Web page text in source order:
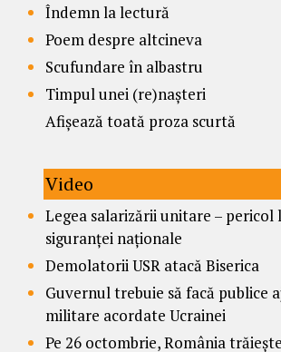
Îndemn la lectură
Poem despre altcineva
Scufundare în albastru
Timpul unei (re)nașteri
Afișează toată proza scurtă
Video
Legea salarizării unitare – pericol
siguranței naționale
Demolatorii USR atacă Biserica
Guvernul trebuie să facă publice
militare acordate Ucrainei
Pe 26 octombrie, România